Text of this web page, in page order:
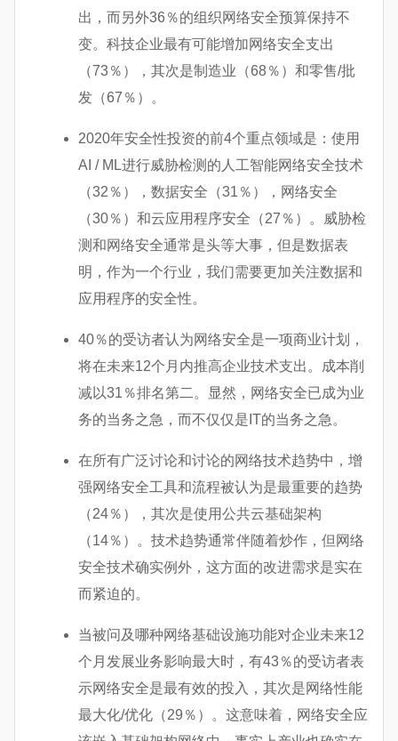
出，而另外36％的组织网络安全预算保持不
变。科技企业最有可能增加网络安全支出
（73％），其次是制造业（68％）和零售/批
发（67％）。
2020年安全性投资的前4个重点领域是：使用
AI / ML进行威胁检测的人工智能网络安全技术
（32％），数据安全（31％），网络安全
（30％）和云应用程序安全（27％）。威胁检
测和网络安全通常是头等大事，但是数据表
明，作为一个行业，我们需要更加关注数据和
应用程序的安全性。
40％的受访者认为网络安全是一项商业计划，
将在未来12个月内推高企业技术支出。成本削
减以31％排名第二。显然，网络安全已成为业
务的当务之急，而不仅仅是IT的当务之急。
在所有广泛讨论和讨论的网络技术趋势中，增
强网络安全工具和流程被认为是最重要的趋势
（24％），其次是使用公共云基础架构
（14％）。技术趋势通常伴随着炒作，但网络
安全技术确实例外，这方面的改进需求是实在
而紧迫的。
当被问及哪种网络基础设施功能对企业未来12
个月发展业务影响最大时，有43％的受访者表
示网络安全是最有效的投入，其次是网络性能
最大化/优化（29％）。这意味着，网络安全应